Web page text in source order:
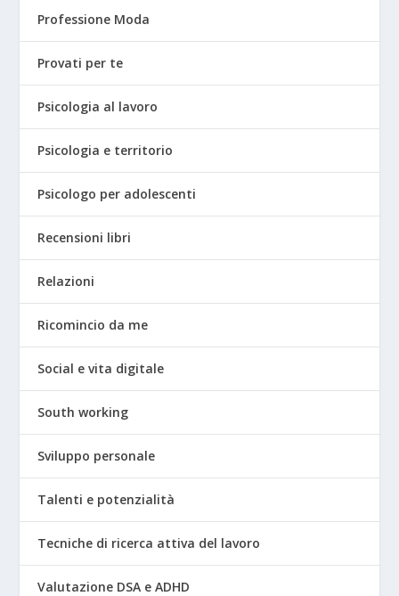
Professione Moda
Provati per te
Psicologia al lavoro
Psicologia e territorio
Psicologo per adolescenti
Recensioni libri
Relazioni
Ricomincio da me
Social e vita digitale
South working
Sviluppo personale
Talenti e potenzialità
Tecniche di ricerca attiva del lavoro
Valutazione DSA e ADHD